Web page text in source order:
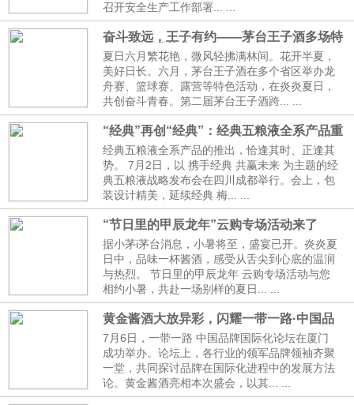
召开安全生产工作部署... ...
奋斗致远，王子有约——茅台王子酒多场特
色活动圆满落幕
夏日六月繁花艳，微风轻拂满林间。花开半夏，
美好日长。六月，茅台王子酒在多个省区举办龙
舟赛、篮球赛、露营等特色活动，在炎炎夏日，
共创奋斗青春。第二届茅台王子酒跨... ...
“经典”再创“经典”：经典五粮液全系产品重
磅发布
经典五粮液全系产品的推出，恰逢其时、正逢其
势。 7月2日，以 携手经典 共赢未来 为主题的经
典五粮液战略发布会在四川成都举行。会上，包
装设计精美，延续经典 梅... ...
“节日里的甲辰龙年”云购专场活动来了
据小茅i茅台消息，小暑将至，盛宴已开。炎炎夏
日中，品味一杯酱酒，感受从舌尖到心底的温润
与热烈。 节日里的甲辰龙年 云购专场活动与您
相约小暑，共赴一场别样的夏日... ...
黄金酱酒大放异彩，闪耀一带一路·中国品
牌国际化论坛
7月6日，一带一路 中国品牌国际化论坛在厦门
成功举办。论坛上，各行业的领军品牌领袖齐聚
一堂，共同探讨品牌在国际化进程中的发展方法
论。黄金酱酒亮相本次盛会，以其... ...